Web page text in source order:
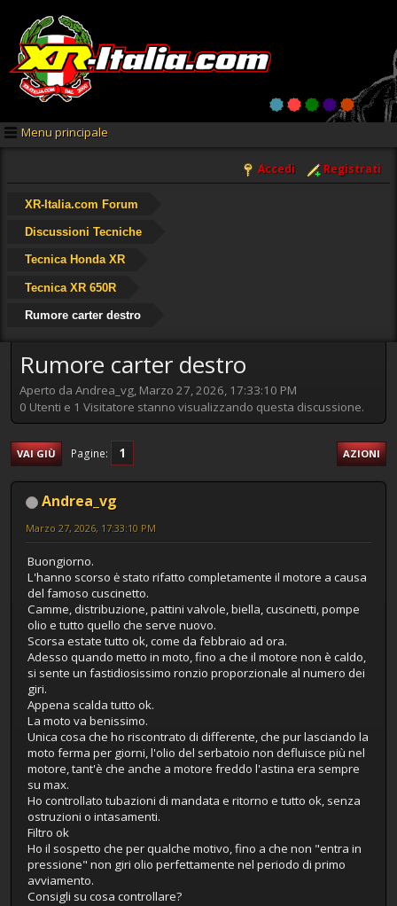
Menu principale
Accedi Registrati
XR-Italia.com Forum
Discussioni Tecniche
Tecnica Honda XR
Tecnica XR 650R
Rumore carter destro
Rumore carter destro
Aperto da Andrea_vg, Marzo 27, 2026, 17:33:10 PM
0 Utenti e 1 Visitatore stanno visualizzando questa discussione.
VAI GIÙ Pagine 1 AZIONI
Andrea_vg
Marzo 27, 2026, 17:33:10 PM
Buongiorno.
L'hanno scorso ė stato rifatto completamente il motore a causa
del famoso cuscinetto.
Camme, distribuzione, pattini valvole, biella, cuscinetti, pompe
olio e tutto quello che serve nuovo.
Scorsa estate tutto ok, come da febbraio ad ora.
Adesso quando metto in moto, fino a che il motore non è caldo,
si sente un fastidiosissimo ronzio proporzionale al numero dei
giri.
Appena scalda tutto ok.
La moto va benissimo.
Unica cosa che ho riscontrato di differente, che pur lasciando la
moto ferma per giorni, l'olio del serbatoio non defluisce più nel
motore, tant'è che anche a motore freddo l'astina era sempre
su max.
Ho controllato tubazioni di mandata e ritorno e tutto ok, senza
ostruzioni o intasamenti.
Filtro ok
Ho il sospetto che per qualche motivo, fino a che non "entra in
pressione" non giri olio perfettamente nel periodo di primo
avviamento.
Consigli su cosa controllare?